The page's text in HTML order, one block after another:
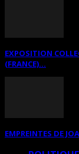
EXPOSITION
(FRANCE)...
EMPREINTES DE